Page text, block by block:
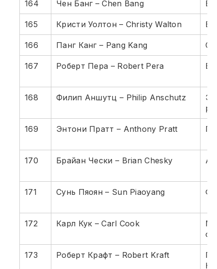
164 Чен Банг – Chen Bang
165 Кристи Уолтон – Christy Walton
166 Панг Канг – Pang Kang
167 Роберт Пера – Robert Pera
168 Филип Аншутц – Philip Anschutz
169 Энтони Пратт – Anthony Pratt
170 Брайан Чески – Brian Chesky
171 Сунь Пяоян – Sun Piaoyang
172 Карл Кук – Carl Cook
173 Роберт Крафт – Robert Kraft